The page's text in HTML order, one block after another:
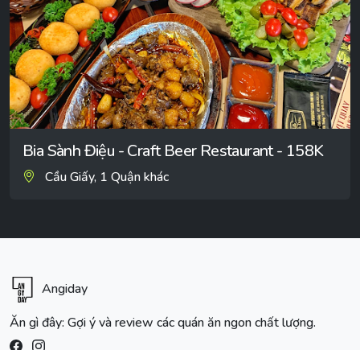
Bia Sành Điệu - Craft Beer Restaurant - 158K
Cầu Giấy, 1 Quận khác
Angiday
Ăn gì đây: Gợi ý và review các quán ăn ngon chất lượng.